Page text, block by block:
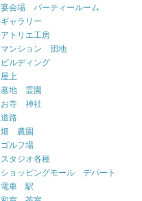
宴会場 パーティールーム
ギャラリー
アトリエ工房
マンション 団地
ビルディング
屋上
墓地 霊園
お寺 神社
道路
畑 農園
ゴルフ場
スタジオ各種
ショッピングモール デパート
電車 駅